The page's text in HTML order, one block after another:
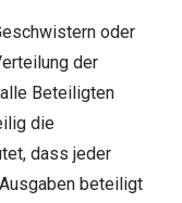
oder
der
Beteiligten
die
dass jeder
beteiligt